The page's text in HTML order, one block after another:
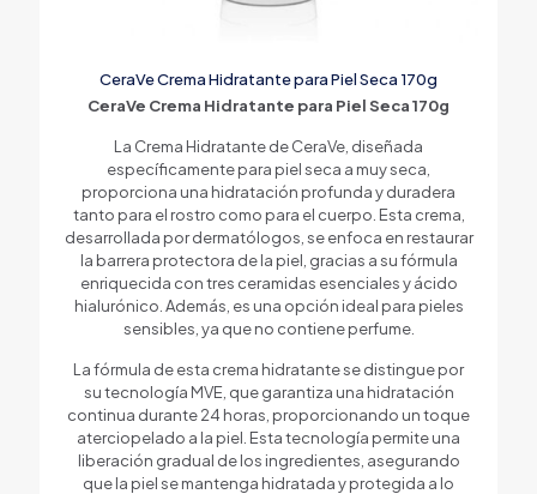
CeraVe Crema Hidratante para Piel Seca 170g
CeraVe Crema Hidratante para Piel Seca 170g
La Crema Hidratante de CeraVe, diseñada
específicamente para piel seca a muy seca,
proporciona una hidratación profunda y duradera
tanto para el rostro como para el cuerpo. Esta crema,
desarrollada por dermatólogos, se enfoca en restaurar
la barrera protectora de la piel, gracias a su fórmula
enriquecida con tres ceramidas esenciales y ácido
hialurónico. Además, es una opción ideal para pieles
sensibles, ya que no contiene perfume.
La fórmula de esta crema hidratante se distingue por
su tecnología MVE, que garantiza una hidratación
continua durante 24 horas, proporcionando un toque
aterciopelado a la piel. Esta tecnología permite una
liberación gradual de los ingredientes, asegurando
que la piel se mantenga hidratada y protegida a lo